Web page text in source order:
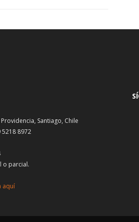
Santiago, Chile
8972
o parcial.
aquí